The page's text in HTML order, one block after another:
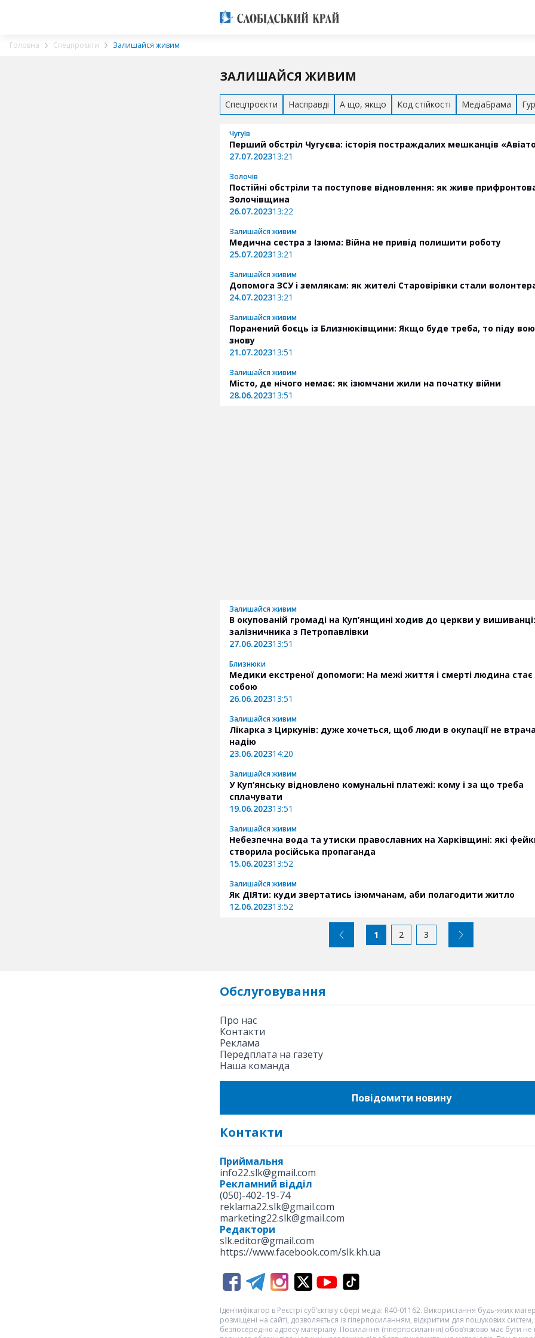
Головна Спецпроєкти Залишайся живим
ЗАЛИШАЙСЯ ЖИВИМ
Спецпроєкти Насправді А що, якщо Код стійкості МедіаБрама
Чугуїв
Перший обстріл Чугуєва: історія постраждалих мешканців
27.07.202313:21
Золочів
Постійні обстріли та поступове відновлення: як живе
Золочівщина
26.07.202313:22
Залишайся живим
Медична сестра з Ізюма: Війна не привід полишити роботу
25.07.202313:21
Залишайся живим
Допомога ЗСУ і землякам: як жителі Старовірівки стали
24.07.202313:21
Залишайся живим
Поранений боєць із Близнюківщини: Якщо буде треба, то піду
знову
21.07.202313:51
Залишайся живим
Місто, де нічого немає: як ізюмчани жили на початку війни
28.06.202313:51
Залишайся живим
В окупованій громаді на Куп’янщині ходив до церкви у вишиванці:
залізничника з Петропавлівки
27.06.202313:51
Близнюки
Медики екстреної допомоги: На межі життя і смерті людина
собою
26.06.202313:51
Залишайся живим
Лікарка з Циркунів: дуже хочеться, щоб люди в окупації не
надію
23.06.202314:20
Залишайся живим
У Куп’янську відновлено комунальні платежі: кому і за що треба
сплачувати
19.06.202313:51
Залишайся живим
Небезпечна вода та утиски православних на Харківщині: які
створила російська пропаганда
15.06.202313:52
Залишайся живим
Як ДІЯти: куди звертатись ізюмчанам, аби полагодити житло
12.06.202313:52
1 2 3
Обслуговування
Про нас
Контакти
Реклама
Передплата на газету
Наша команда
Повідомити новину
Контакти
Приймальня
info22.slk@gmail.com
Рекламний відділ
(050)-402-19-74
reklama22.slk@gmail.com
marketing22.slk@gmail.com
Редактори
slk.editor@gmail.com
https://www.facebook.com/slk.kh.ua
Ідентифікатор в Реєстрі суб’єктів у сфері медіа: R40-01162. Використання будь-яких
розміщені на сайті, дозволяється із гіперпосиланням, відкритим для пошукових
безпосередню адресу матеріалу. Посилання (гіперпосилання) обов’язково має бути